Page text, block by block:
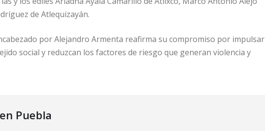
de Atlequizayán.
por Alejandro Armenta reafirma su compromiso por impulsar
social y reduzcan los factores de riesgo que generan violencia y
Puebla